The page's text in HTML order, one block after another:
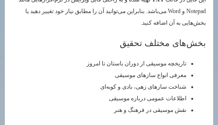
Notepad و Word می‌باشد. بنابراین می‌توانید آن را مطابق نیاز خود تغییر دهید یا
بخش‌هایی به آن اضافه کنید.
بخش‌های مختلف تحقیق
تاریخچه موسیقی از دوران باستان تا امروز
معرفی انواع سازهای موسیقی
شناخت سازهای زهی، بادی و کوبه‌ای
اطلاعات عمومی درباره موسیقی
نقش موسیقی در فرهنگ و هنر